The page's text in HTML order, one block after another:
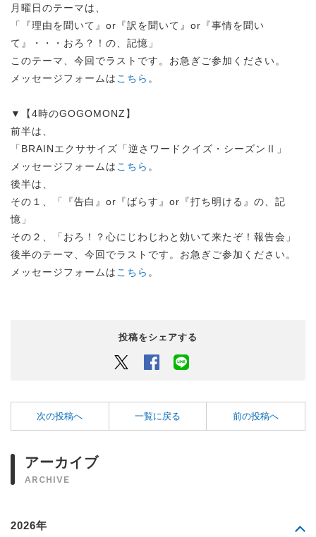
月曜日のテーマは、
「『理由を聞いて』or『訳を聞いて』or『事情を聞い
て』・・・おろ？！の、記憶」
このテーマ、今回でラストです。お急ぎご参加ください。
メッセージフォームはこちら 。
▼【4時のGOGOMONZ】
前半は、
「BRAINエクササイズ「逆さワードクイズ・シーズンⅡ」
メッセージフォームはこちら 。
後半は、
その１、「『告白』or『ばらす』or『打ち明ける』の、記
憶」
その２、「おろ！？心にじわじわと効いて来たぞ！報告会」
後半のテーマ、今回でラストです。お急ぎご参加ください。
メッセージフォームはこちら 。
投稿をシェアする
Twitter Facebook
次の投稿へ 一覧に戻る 前の投稿へ
アーカイブ
ARCHIVE
2026年